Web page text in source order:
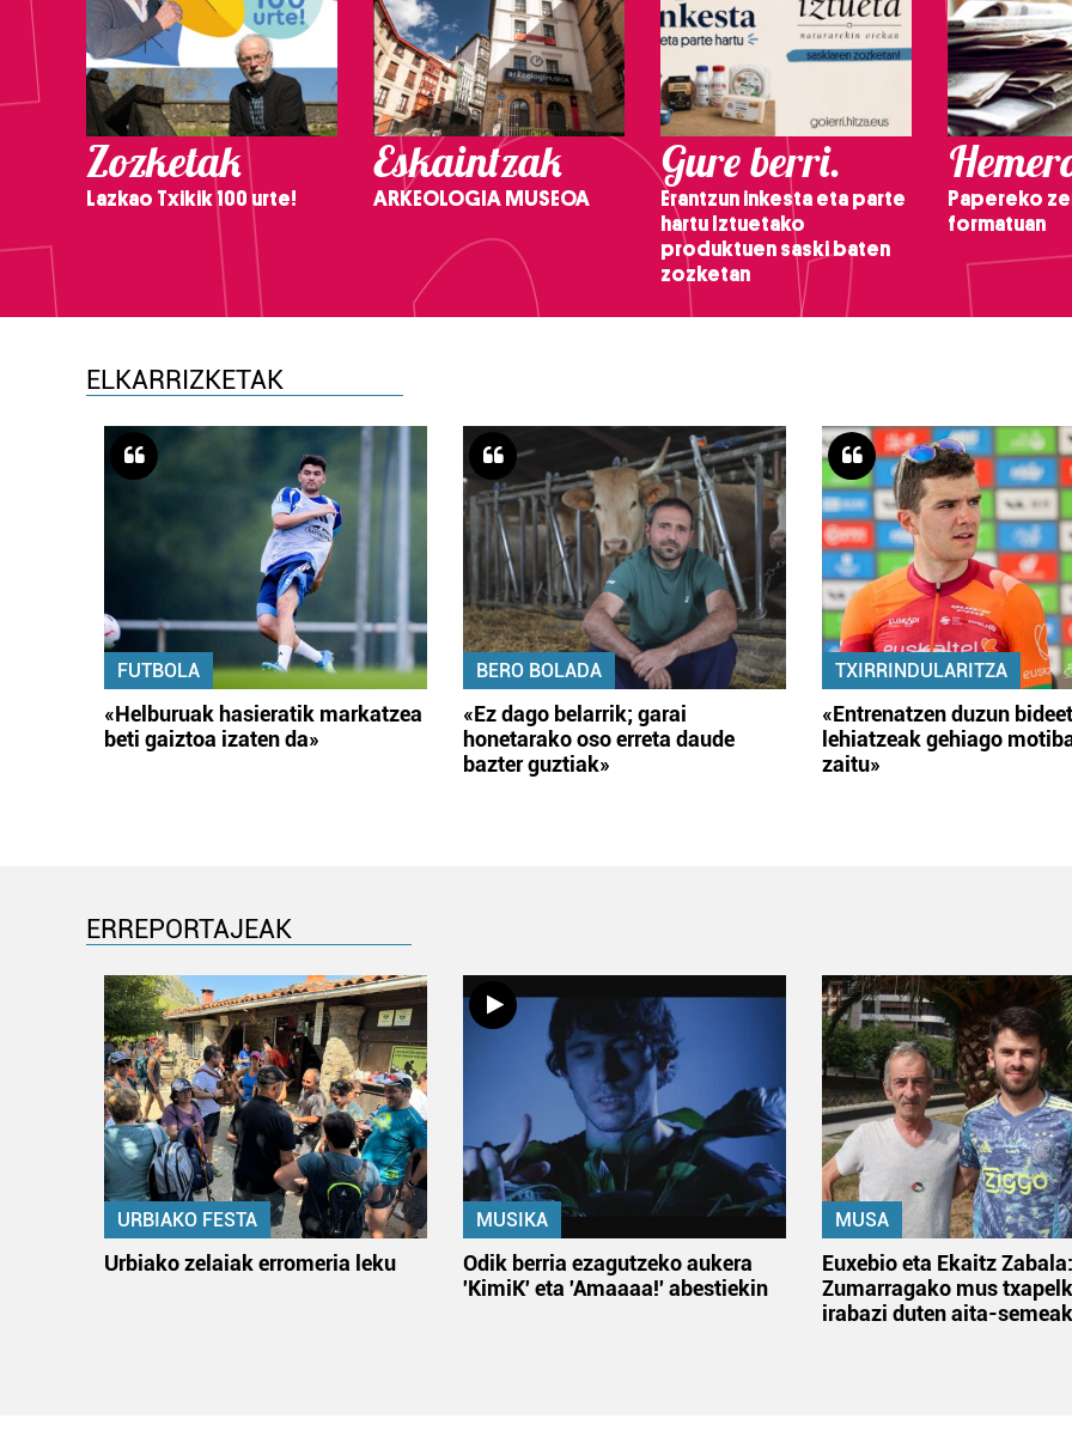
Zozketak
Lazkao Txikik 100 urte!
Eskaintzak
ARKEOLOGIA MUSEOA
Gure berri.
Erantzun inkesta eta parte
hartu Iztuetako
produktuen saski baten
zozketan
Papereko
formatuan
ELKARRIZKETAK
FUTBOLA
«Helburuak hasieratik markatzea
beti gaiztoa izaten da»
BERO BOLADA
«Ez dago belarrik; garai
honetarako oso erreta daude
bazter guztiak»
TXIRRINDULARITZA
«Entrenatzen duzun
lehiatzeak gehiago
zaitu»
ERREPORTAJEAK
URBIAKO FESTA
Urbiako zelaiak erromeria leku
MUSIKA
Odik berria ezagutzeko aukera
'KimiK' eta 'Amaaaa!' abestiekin
MUSA
Euxebio eta Ekaitz Zabala:
Zumarragako mus
irabazi duten aita-semeak